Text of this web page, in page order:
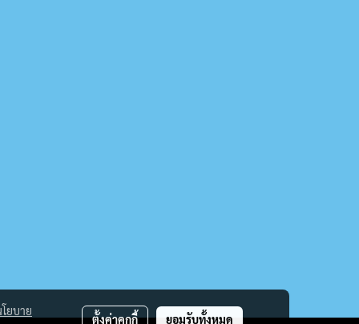
ยบาย
ตั้งค่าคุกกี้ ยอมรับทั้งหมด